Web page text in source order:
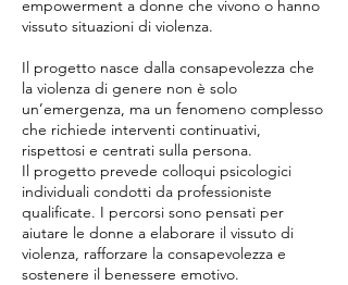
empowerment a donne che vivono o hanno
vissuto situazioni di violenza.
Il progetto nasce dalla consapevolezza che
la violenza di genere non è solo
un’emergenza, ma un fenomeno complesso
che richiede interventi continuativi,
rispettosi e centrati sulla persona.
Il progetto prevede colloqui psicologici
individuali condotti da professioniste
qualificate. I percorsi sono pensati per
aiutare le donne a elaborare il vissuto di
violenza, rafforzare la consapevolezza e
sostenere il benessere emotivo.